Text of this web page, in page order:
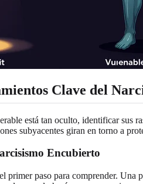
Clave del
está tan oculto, identificar sus
subyacentes giran en torno a
Encubierto
primer paso para comprender.